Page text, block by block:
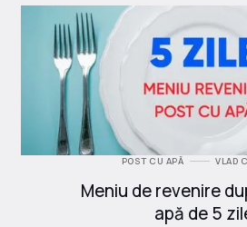
POST CU APĂ VLAD
Meniu de revenire
apă de 5